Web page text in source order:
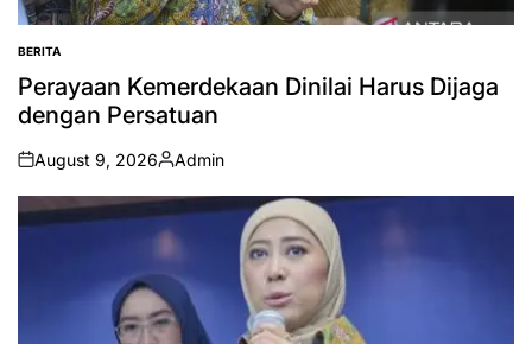
POSTED
IN
BERITA
Perayaan Kemerdekaan Dinilai Harus Dijaga
dengan Persatuan
on
August 9, 2026
Posted
by
Admin